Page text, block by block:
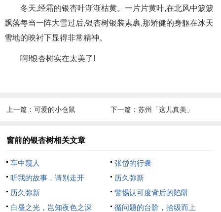
冬天,经霜的银杏叶渐渐枯黄。一片片黄叶,在北风中簌簌
飘落每当一阵大雪过后,银杏树银装素裹,那矫健的身躯在冰天
雪地的映衬下显得非常精神。
啊!银杏树实在太美了!
上一篇：可爱的小仓鼠 下一篇： 苏州「这儿真美」
窗前的银杏树相关文章
车中窥人
张岱的行囊
听我的故事，请别走开
历久弥新
历久弥新
警惕认可度背后的陷阱
白昼之光，岂知夜色之深
循问题的台阶，拾级而上